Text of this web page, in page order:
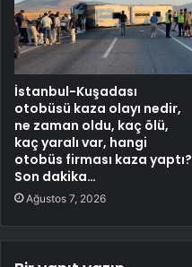
İstanbul-Kuşadası
otobüsü kaza olayı nedir,
ne zaman oldu, kaç ölü,
kaç yaralı var, hangi
otobüs firması kaza yaptı?
Son dakika…
Ağustos 7, 2026